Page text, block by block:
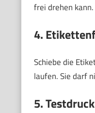
frei drehen kann.
4.
Schiebe die
laufen. Sie darf
5.